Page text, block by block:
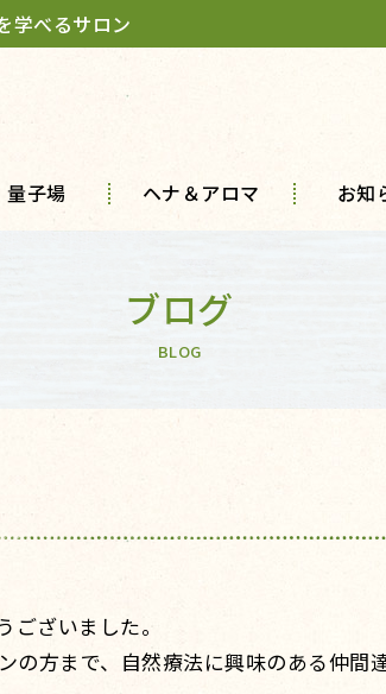
学べるサロン
量子場 ヘナ＆アロマ お知
ブログ
BLOG
ざいました。
の方まで、自然療法に興味のある仲間